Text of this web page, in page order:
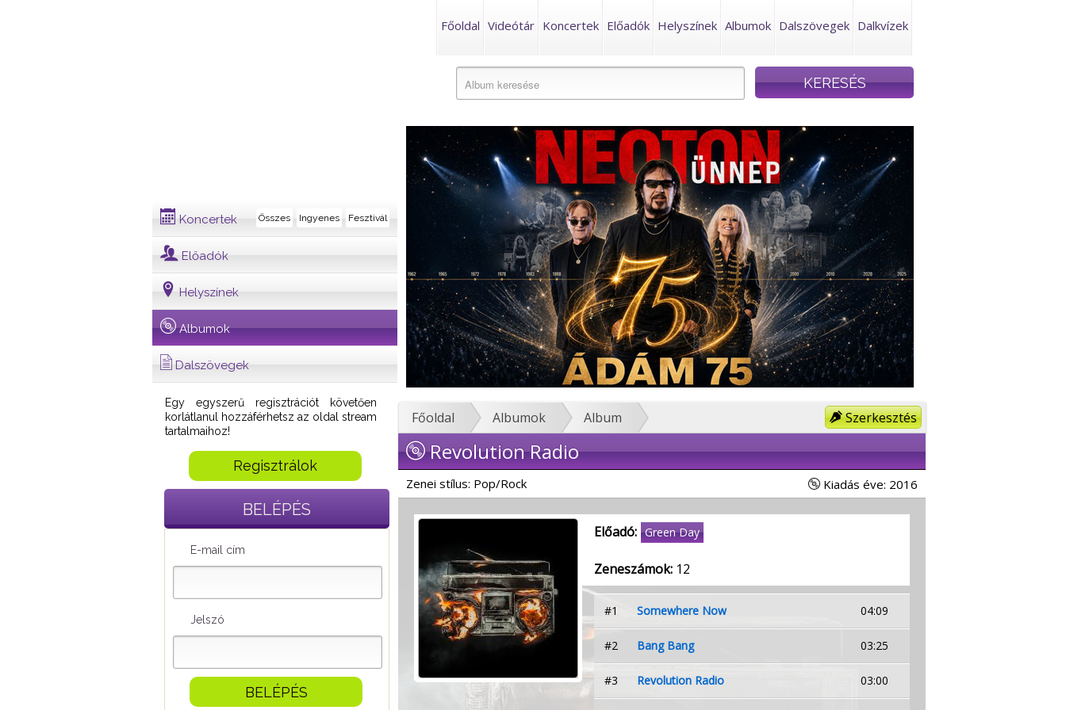
Főoldal Videótár Koncertek Előadók Helyszínek Albumok Dalszövegek Dalkvízek
Koncertek Fesztivál
Ingyenes
Összes
Előadók
Helyszínek
Albumok
Dalszövegek
Egy egyszerű regisztrációt követően
korlátlanul hozzáférhetsz az oldal stream
tartalmaihoz!
Regisztrálok
BELÉPÉS
E-mail cím
Jelszó
Szerkesztés
Főoldal Albumok Album
Revolution Radio
Zenei stílus: Pop/Rock Kiadás éve: 2016
Előadó: Green Day
Zeneszámok: 12
#1 Somewhere Now 04:09
#2 Bang Bang 03:25
#3 Revolution Radio 03:00